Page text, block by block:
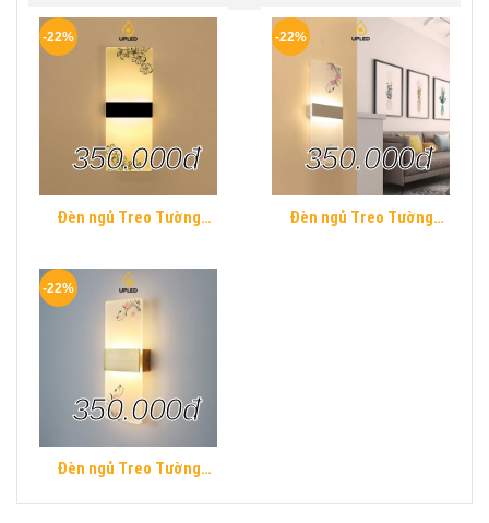
Đèn ngủ Treo Tường
ngủ hình khối chữ nhật
Hiện Đại
350.000đ
-22%
Đèn ngủ Treo Tường
350.000đ
-22%
Đèn ngủ Treo Tường
350.000đ
-22%